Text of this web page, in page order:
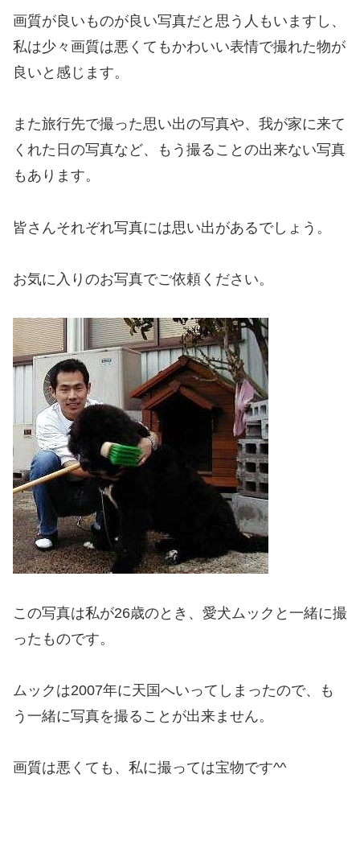
画質が良いものが良い写真だと思う人もいますし、
私は少々画質は悪くてもかわいい表情で撮れた物が
良いと感じます。
また旅行先で撮った思い出の写真や、我が家に来て
くれた日の写真など、もう撮ることの出来ない写真
もあります。
皆さんそれぞれ写真には思い出があるでしょう。
お気に入りのお写真でご依頼ください。
この写真は私が26歳のとき、愛犬ムックと一緒に撮
ったものです。
ムックは2007年に天国へいってしまったので、も
う一緒に写真を撮ることが出来ません。
画質は悪くても、私に撮っては宝物です^^